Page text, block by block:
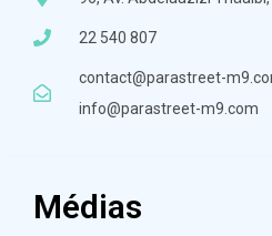
22 540 807
contact@parastreet-
info@parastreet-m9.com
Médias